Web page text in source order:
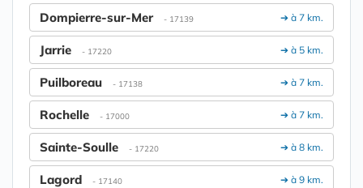
➔ à 7 km.
Dompierre-sur-Mer - 17139
➔ à 5 km.
Jarrie - 17220
➔ à 7 km.
Puilboreau - 17138
➔ à 7 km.
Rochelle - 17000
➔ à 8 km.
Sainte-Soulle - 17220
➔ à 9 km.
Lagord - 17140